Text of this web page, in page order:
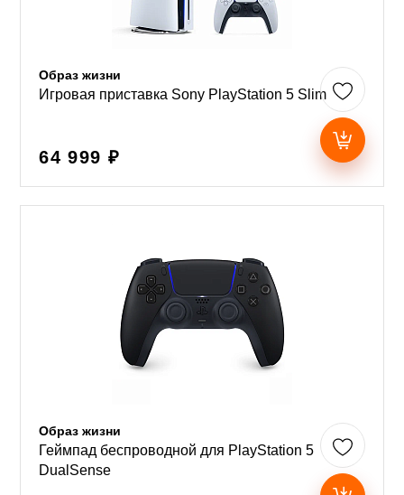
Образ жизни
Игровая приставка Sony PlayStation 5 Slim
64 999 ₽
Образ жизни
Геймпад беспроводной для PlayStation 5
DualSense